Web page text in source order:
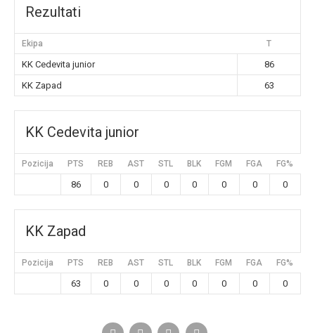
Rezultati
Ekipa T
KK Cedevita junior
86
KK Zapad
63
KK Cedevita junior
Pozicija PTS REB AST STL BLK FGM FGA FG%
86 0 0 0 0 0 0 0
KK Zapad
Pozicija PTS REB AST STL BLK FGM FGA FG%
63 0 0 0 0 0 0 0